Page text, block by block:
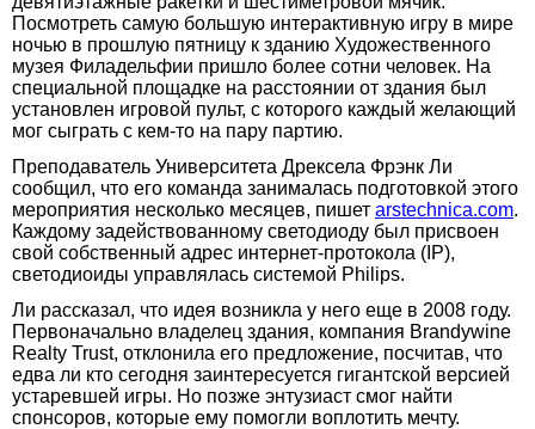
Посмотреть самую большую интерактивную игру в мире
ночью в прошлую пятницу к зданию Художественного
музея Филадельфии пришло более сотни человек. На
специальной площадке на расстоянии от здания был
установлен игровой пульт, с которого каждый желающий
мог сыграть с кем-то на пару партию.
Преподаватель Университета Дрексела Фрэнк Ли
сообщил, что его команда занималась подготовкой этого
мероприятия несколько месяцев, пишет arstechnica.com.
Каждому задействованному светодиоду был присвоен
свой собственный адрес интернет-протокола (IP),
светодиоиды управлялась системой Philips.
Ли рассказал, что идея возникла у него еще в 2008 году.
Первоначально владелец здания, компания Brandywine
Realty Trust, отклонила его предложение, посчитав, что
едва ли кто сегодня заинтересуется гигантской версией
устаревшей игры. Но позже энтузиаст смог найти
спонсоров, которые ему помогли воплотить мечту.